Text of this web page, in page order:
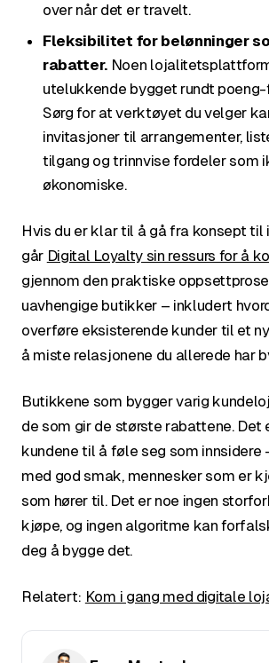
over når det er travelt.
Fleksibilitet for belønninger
rabatter. Noen
utelukkende bygget rundt
Sørg for at verktøyet du velger
invitasjoner til arrangementer,
tilgang og trinnvise fordeler som
økonomiske.
Hvis du er klar til å gå fra konsept til
går Digital Loyalty sin ressurs for å
gjennom den praktiske
uavhengige butikker – inkludert
overføre eksisterende kunder til et
å miste relasjonene du allerede har
Butikkene som bygger varig
de som gir de største rabattene. Det
kundene til å føle seg som innsidere
med god smak, mennesker som er
som hører til. Det er noe ingen
kjøpe, og ingen algoritme kan
deg å bygge det.
Relatert: Kom i gang med digitale